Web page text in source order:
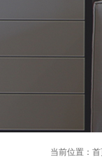
当前位置：